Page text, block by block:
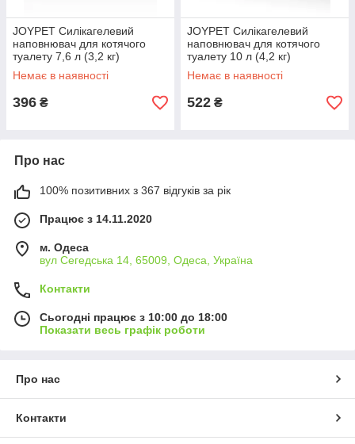
JOYPET Силікагелевий
наповнювач для котячого
туалету 7,6 л (3,2 кг)
Немає в наявності
396 ₴
JOYPET Силікагелевий
наповнювач для котячого
туалету 10 л (4,2 кг)
Немає в наявності
522 ₴
Про нас
100% позитивних з 367 відгуків за рік
Працює з 14.11.2020
м. Одеса
вул Сегедська 14, 65009, Одеса, Україна
Контакти
Сьогодні працює з 10:00 до 18:00
Показати весь графік роботи
Про нас
Контакти